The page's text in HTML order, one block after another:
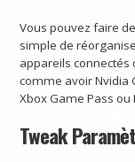
Vous pouvez faire
simple de
appareils
comme avoir Nvidia
Xbox Game Pass ou
Tweak